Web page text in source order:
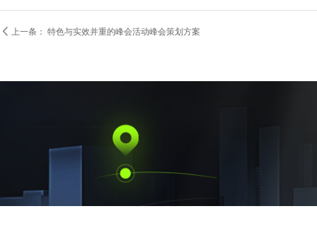
 上一条： 特色与实效并重的峰会活动峰会策划方案